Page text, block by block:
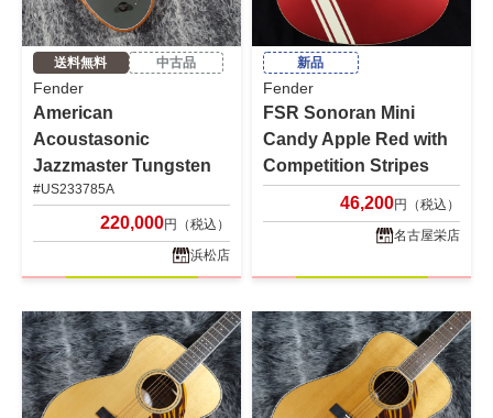
送料無料 中古品
Fender
American
Acoustasonic
Jazzmaster Tungsten
#US233785A
220,000円（税込）
浜松店
新品
Fender
FSR Sonoran Mini
Candy Apple Red with
Competition Stripes
46,200円（税込）
名古屋栄店